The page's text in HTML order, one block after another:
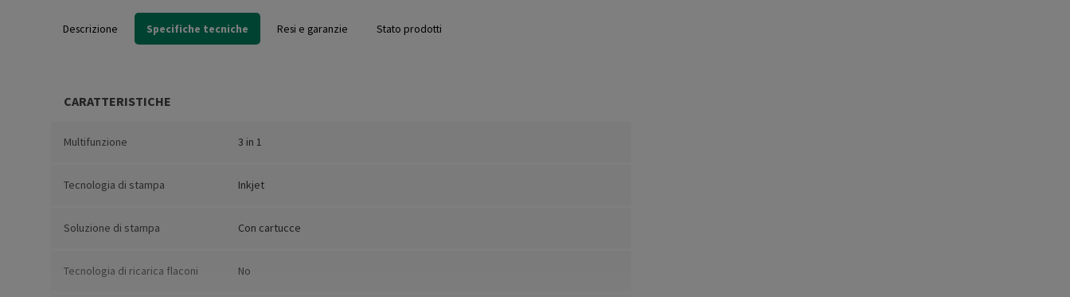
Descrizione Specifiche tecniche Resi e garanzie Stato prodotti
CARATTERISTICHE
Multifunzione 3 in 1
Tecnologia di stampa Inkjet
Soluzione di stampa Con cartucce
Tecnologia di ricarica flaconi No